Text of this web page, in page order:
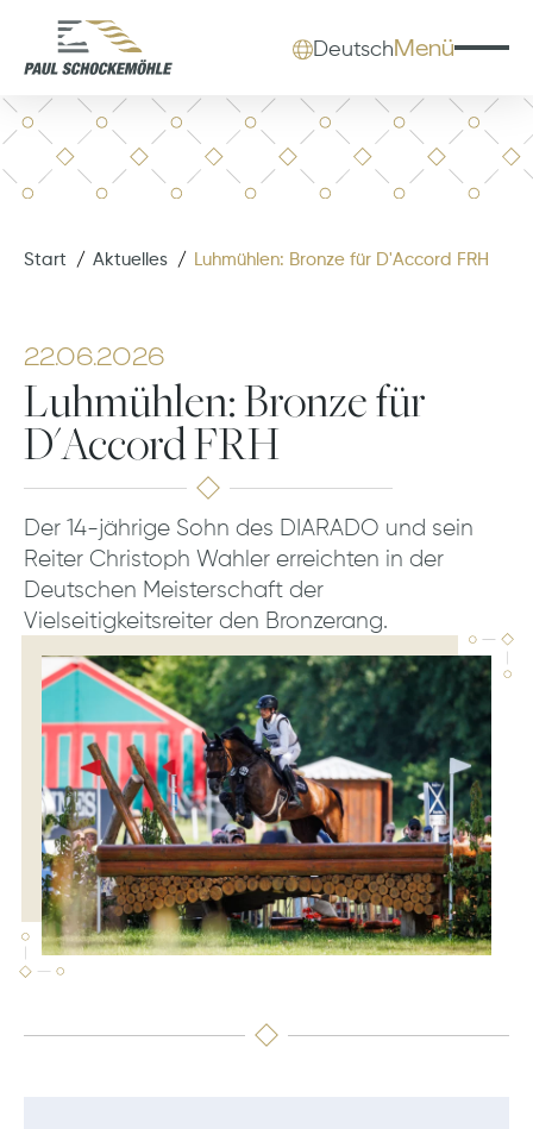
DeutschMenü
Start Aktuelles Luhmühlen: Bronze für D'Accord FRH
22.06.2026
Luhmühlen: Bronze für
D'Accord FRH
Der 14-jährige Sohn des DIARADO und sein
Reiter Christoph Wahler erreichten in der
Deutschen Meisterschaft der
Vielseitigkeitsreiter den Bronzerang.